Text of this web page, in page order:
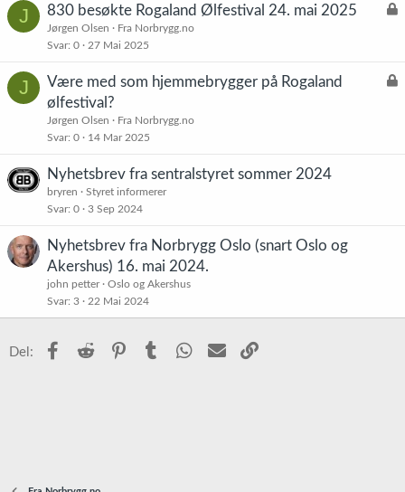
J
L
830 besøkte Rogaland Ølfestival 24. mai 2025
Jørgen Olsen
Fra Norbrygg.no
Svar 0 27 Mai 2025
J
L
Være med som hjemmebrygger på Rogaland
ølfestival?
Jørgen Olsen
Fra Norbrygg.no
Svar 0 14 Mar 2025
Nyhetsbrev fra sentralstyret sommer 2024
bryren
Styret informerer
Svar 0 3 Sep 2024
Nyhetsbrev fra Norbrygg Oslo (snart Oslo og
Akershus) 16. mai 2024.
john petter
Oslo og Akershus
Svar 3 22 Mai 2024
Del: Facebook
Reddit PinterestTumblr WhatsApp
E-post